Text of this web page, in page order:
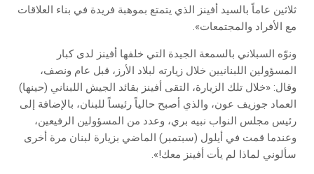
ثلاثين عاماً بالسيد أفينز الذي يتمتع بموهبة فريدة في بناء العلاقات
مع الأفراد والمجتمعات».
ونوّه السبلاني بالسمعة الجيدة التي خلفها أفينز لدى كبار
المسؤولين اللبنانيين خلال زيارته لبلاد الأرز، قبل عام ونصف،
وقال: «خلال تلك الزيارة، التقى أفينز بقائد الجيش اللبناني (حينها)
العماد جوزيف عون، والذي أصبح حالياً رئيساً للبنان، بالإضافة إلى
رئيس مجلس النواب نبيه بري، وعدد من المسؤولين الرفيعين،
وعندما قمت في أيلول (سبتمبر) الماضي بزيارة لبنان مرة أخرى
سألوني لماذا لم يأت أفينز معك!».